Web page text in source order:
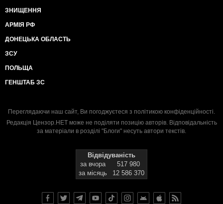
ЗНИЩЕННЯ
АРМІЯ РФ
ДОНЕЦЬКА ОБЛАСТЬ
ЗСУ
ПОЛЬЩА
ГЕНШТАБ ЗС
Переглядаючи наш сайт, Ви погоджуєтеся з політикою конфіденційності.
Редакція Цензор.НЕТ може не поділяти позицію авторів. Відповідальність
за матеріали в розділі "Блоги" несуть автори текстів.
Відвідуваність
за вчора
517 980
за місяць
12 586 370